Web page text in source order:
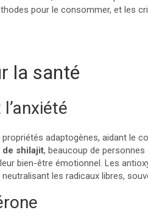
pour le consommer, et les
la santé
adaptogènes, aidant le
de shilajit, beaucoup de
bien-être émotionnel. Les
les radicaux libres,